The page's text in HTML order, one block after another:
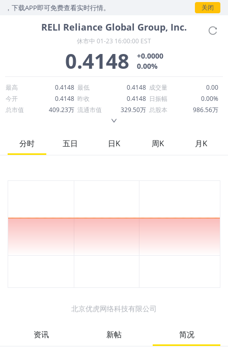
下载APP即可免费查看实时行情。 关闭
RELI Reliance Global Group, Inc.
休市中 01-23 16:00:00 EST
0.4148
+0.0000
0.00%
最高 0.4148 最低 0.4148 成交量
0.00
今开
0.4148 昨收 0.4148 日振幅
0.00%
总市值
409.23万 流通市值 329.50万 总股本
986.56万
52周最高
3.55 市盈率
-0.56
股息
分时 五日 日K 周K 月K
北京优虎网络科技有限公司
资讯 新帖 简况